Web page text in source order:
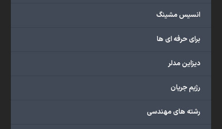
انسیس مشینگ
برای حرفه ای ها
دیزاین مدلر
رژیم جریان
رشته های مهندسی
ما
گسترده‌ای
با
دانشگاهی،
صنعتی